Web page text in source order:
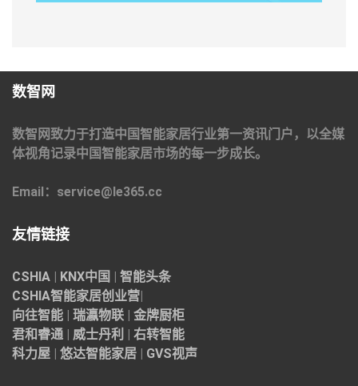
数智网
数智网致力于打造中国智能家居行业第一资讯门户，以全媒
体视角记录中国智能家居市场的每一步成长。
Email：service@le365.cc
友情链接
CSHIA | KNX中国 | 智能头条
CSHIA智能家居创业营|
向往智能 | 瑞瀛物联 | 金牌厨柜
君和睿通 | 威士丹利 | 右转智能
科力屋 | 悠达智能家居 | GVS视声